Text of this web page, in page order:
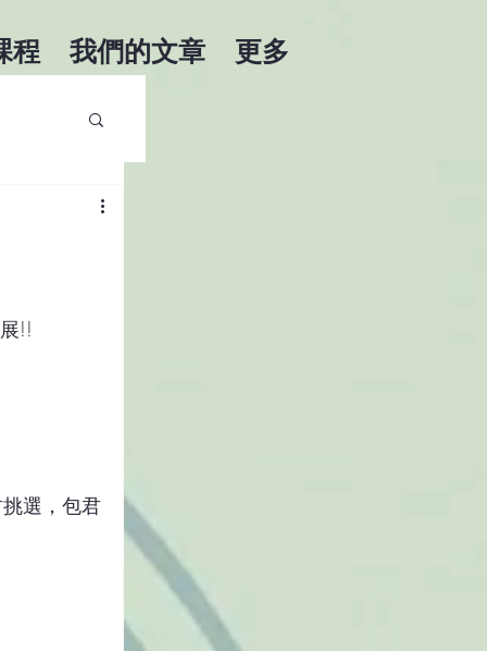
程 我們的文章 更多
!!
選，包君